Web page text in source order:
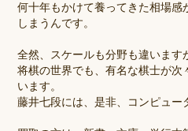
何十年もかけて養ってきた相場感
しまうんです。
全然、スケールも分野も違います
将棋の世界でも、有名な棋士が次
います。
藤井七段には、是非、コンピュー